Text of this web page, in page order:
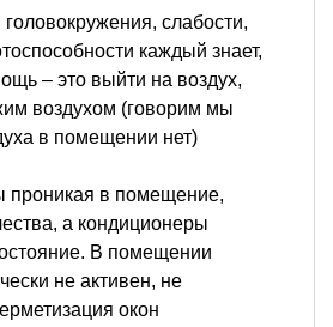
слабости,
каждый знает,
– это выйти на воздух,
воздухом (говорим мы
в помещении нет)
проникая в помещение,
а кондиционеры
В помещении
не активен, не
окон